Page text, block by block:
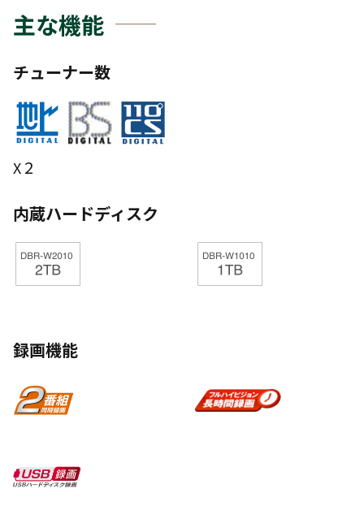
主な機能
チューナー数
X2
内蔵ハードディスク
録画機能